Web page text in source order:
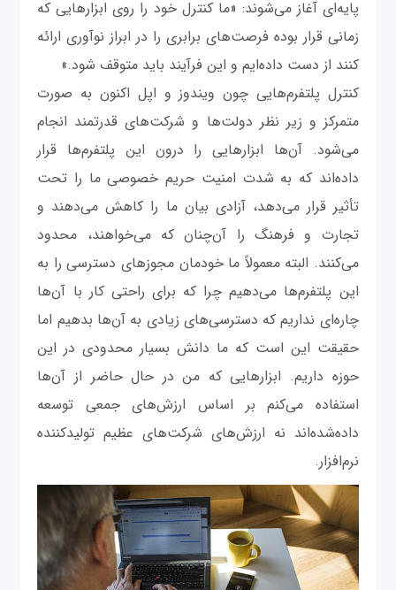
پایه‌ای آغاز می‌شوند: «ما کنترل خود را روی ابزارهایی که
زمانی قرار بوده فرصت‌های برابری را در ابراز نوآوری ارائه
کنند از دست داده‌ایم و این فرآیند باید متوقف شود.»
کنترل پلتفرم‌هایی چون ویندوز و اپل اکنون به صورت
متمرکز و زیر نظر دولت‌ها و شرکت‌های قدرتمند انجام
می‌شود. آن‌ها ابزارهایی را درون این پلتفرم‌ها قرار
داده‌اند که به شدت امنیت حریم خصوصی ما را تحت
تأثیر قرار می‌دهد، آزادی بیان ما را کاهش می‌دهند و
تجارت و فرهنگ را آن‌چنان که می‌خواهند‌، محدود
می‌کنند. البته معمولاً ما خودمان مجوزهای دسترسی را به
این پلتفرم‌ها می‌دهیم چرا که برای راحتی کار با آن‌ها
چاره‌ای نداریم که دسترسی‌های زیادی به آن‌ها بدهیم اما
حقیقت این است که ما دانش بسیار محدودی در این
حوزه داریم. ابزارهایی که من در حال حاضر از آن‌ها
استفاده می‌کنم بر اساس ارزش‌های جمعی توسعه
داده‌شده‌اند نه ارزش‌های شرکت‌های عظیم تولیدکننده
نرم‌افزار.